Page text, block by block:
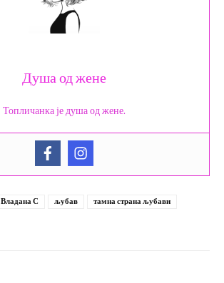
Душа од жене
Топличанка је душа од жене.
Владана С љубав
тамна страна љубави